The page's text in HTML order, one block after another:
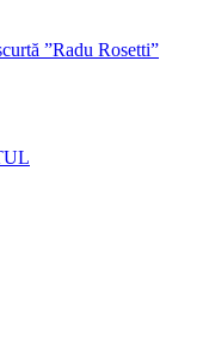
”Radu Rosetti”